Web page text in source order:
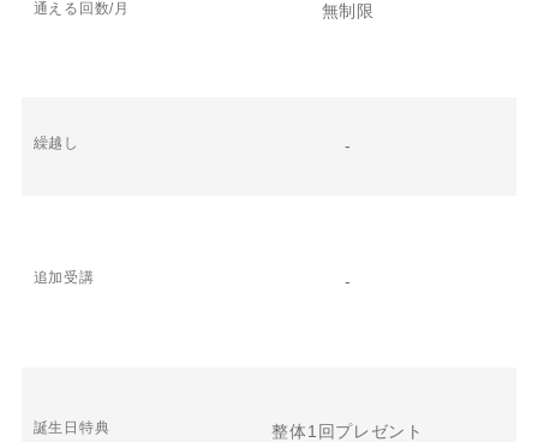
通える回数/月 無制限
繰越し -
追加受講 -
誕生日特典 整体1回プレゼント